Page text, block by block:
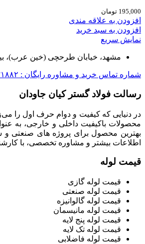
195,000 تومان
افزودن به علاقه مندی
افزودن به سبد خرید
نمایش سریع
مشهد، خیابان طرحچی (خین عرب)، بین
شماره تماس خرید و مشاوره رایگان : ۳۱۸۸۲-۰۵۱
رسالت فولاد گستر کیان جاودان
در دنیایی که کیفیت و دوام حرف اول را
محصولات باکیفیت داخلی و خارجی، به
بهترین محصول برای پروژه های صنعتی و
اطلاعات بیشتر و مشاوره تخصصی، با
قیمت لوله
قیمت لوله گازی
قیمت لوله صنعتی
قیمت لوله گالوانیزه
قیمت لوله مانیسمان
قیمت لوله پنج لایه
قیمت لوله تک لایه
قیمت لوله فاضلابی